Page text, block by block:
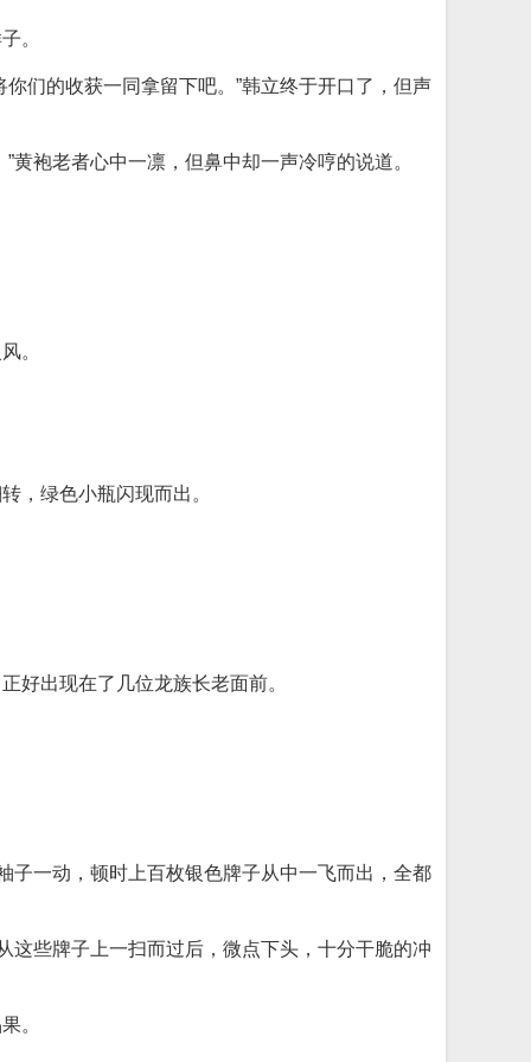
。
们的收获一同拿留下吧。”韩立终于开口了，但声
袍老者心中一凛，但鼻中却一声冷哼的说道。
。
，绿色小瓶闪现而出。
好出现在了几位龙族长老面前。
子一动，顿时上百枚银色牌子从中一飞而出，全都
这些牌子上一扫而过后，微点下头，十分干脆的冲
。